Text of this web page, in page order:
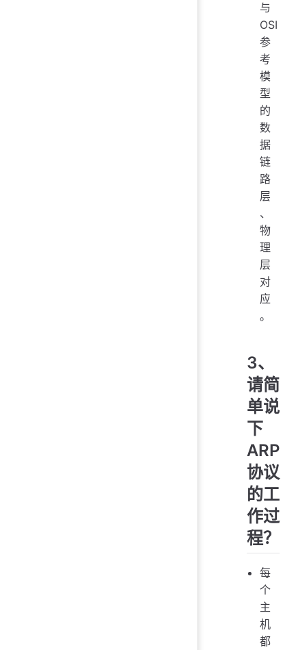
与
OSI
参
考
模
型
的
数
据
链
路
层
、
物
理
层
对
应
。
3、
请简
单说
下
ARP
协议
的工
作过
程？
每
个
主
机
都